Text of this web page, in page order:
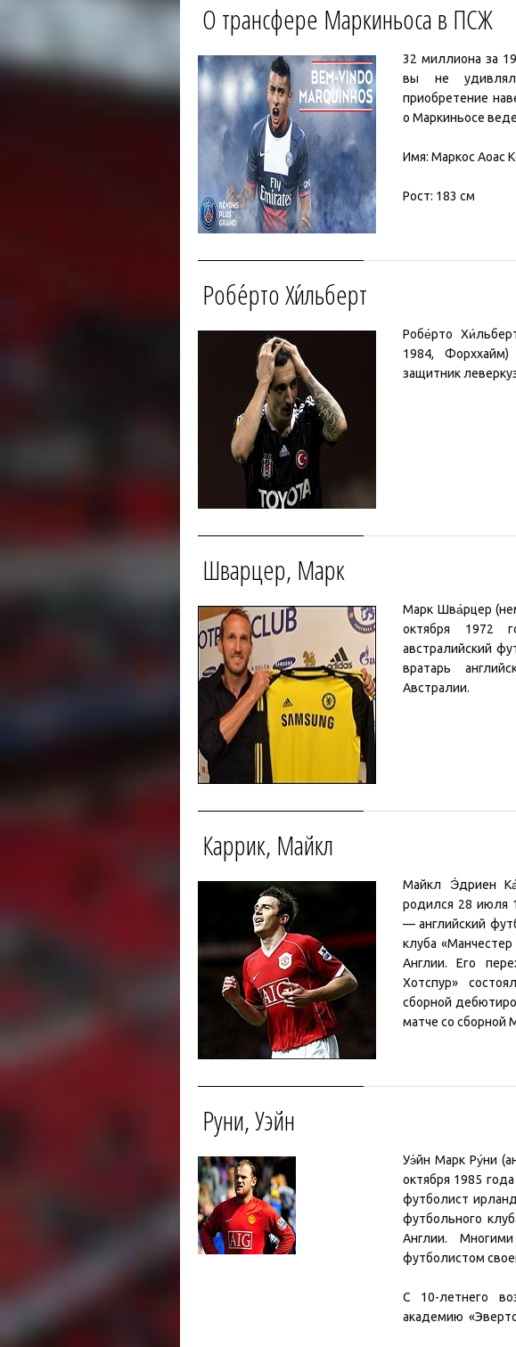
О трансфере Маркиньоса в ПСЖ
32 миллиона за
вы не
приобретение
о Маркиньосе
Имя: Маркос Аоас
Рост: 183 см
Трансферная
Робе́рто Хи́льберт
Робе́рто
1984,
защитник
Шварцер, Марк
Марк Шва́рцер
октября 1972
австралийский
вратарь
Австралии.
Каррик, Майкл
Майкл Э́дриен
родился 28 июля
— английский
клуба
Англии. Его
Хотспур»
сборной
матче со сборной
Руни, Уэйн
Уэ́йн Марк Ру́ни
октября 1985
футболист
футбольного
Англии.
футболистом
С 10-летнего
академию